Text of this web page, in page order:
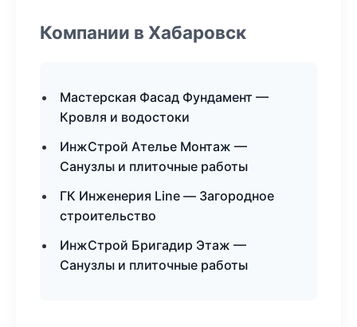
Компании в Хабаровск
Мастерская Фасад Фундамент —
Кровля и водостоки
ИнжСтрой Ателье Монтаж —
Санузлы и плиточные работы
ГК Инженерия Line — Загородное
строительство
ИнжСтрой Бригадир Этаж —
Санузлы и плиточные работы